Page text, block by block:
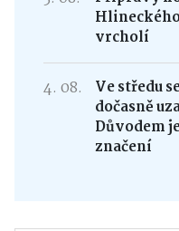
Přípravy
vrcholí
Ve středu
dočasně